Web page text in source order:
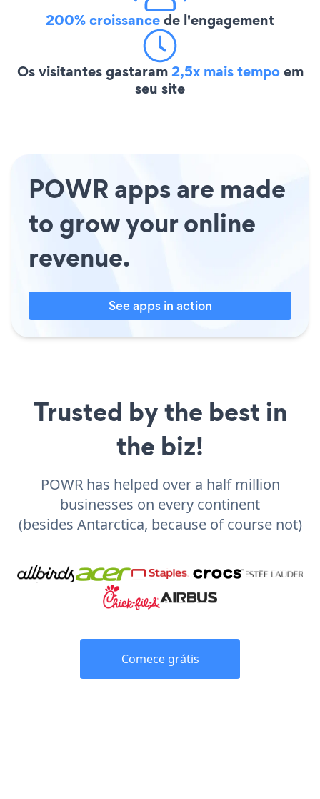
200% croissancede l'engagement
Os visitantes gastaram2,5x mais tempoem
seu site
POWR apps are made
to grow your online
revenue.
See apps in action
Trusted by the best in
the biz!
POWR has helped over a half million
businesses on every continent
(besides Antarctica, because of course not)
Comece grátis